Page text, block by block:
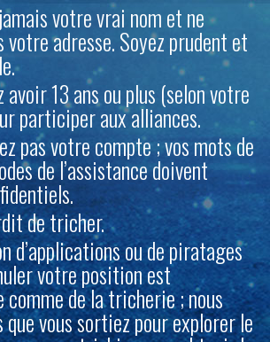
votre vrai nom et ne
votre adresse. Soyez prudent et
avoir 13 ans ou plus (selon votre
participer aux alliances.
pas votre compte ; vos mots de
de l’assistance doivent
de tricher.
d’applications ou de piratages
votre position est
comme de la tricherie ; nous
que vous sortiez pour explorer le